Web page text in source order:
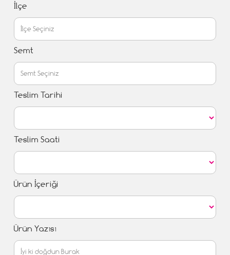
İlçe
Semt
Teslim Tarihi
Teslim Saati
Ürün İçeriği
Ürün Yazısı